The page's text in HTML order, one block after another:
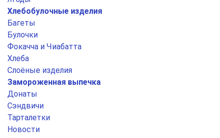
Хлебобулочные изделия
Багеты
Булочки
Фокачча и Чиабатта
Хлеба
Слоёные изделия
Замороженная выпечка
Донаты
Сэндвичи
Тарталетки
Новости